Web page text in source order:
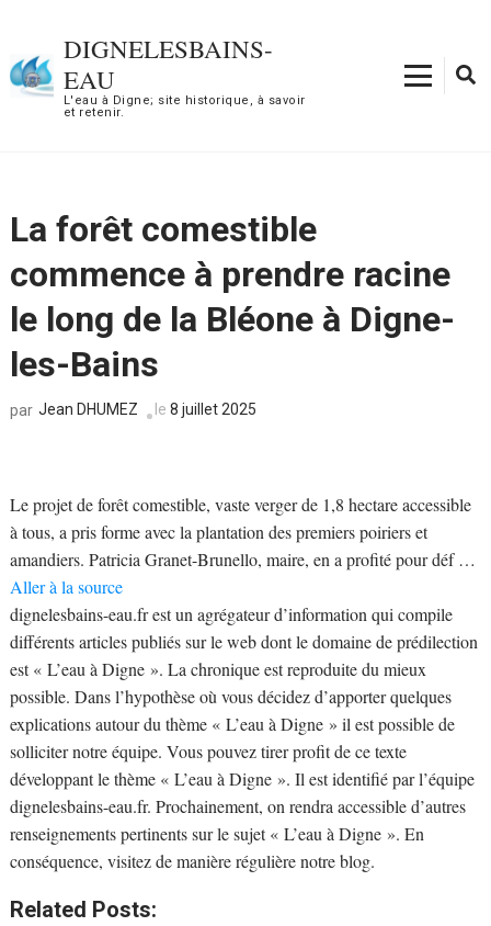
contenu
(Pressez
DIGNELESBAINS-
EAU
L'eau à Digne; site historique, à savoir
et retenir.
La forêt comestible
commence à prendre racine
le long de la Bléone à Digne-
les-Bains
par Jean DHUMEZ le 8 juillet 2025
Le projet de forêt comestible, vaste verger de 1,8 hectare accessible
à tous, a pris forme avec la plantation des premiers poiriers et
amandiers. Patricia Granet-Brunello, maire, en a profité pour déf …
Aller à la source
dignelesbains-eau.fr est un agrégateur d’information qui compile
différents articles publiés sur le web dont le domaine de prédilection
est « L’eau à Digne ». La chronique est reproduite du mieux
possible. Dans l’hypothèse où vous décidez d’apporter quelques
explications autour du thème « L’eau à Digne » il est possible de
solliciter notre équipe. Vous pouvez tirer profit de ce texte
développant le thème « L’eau à Digne ». Il est identifié par l’équipe
dignelesbains-eau.fr. Prochainement, on rendra accessible d’autres
renseignements pertinents sur le sujet « L’eau à Digne ». En
conséquence, visitez de manière régulière notre blog.
Related Posts: